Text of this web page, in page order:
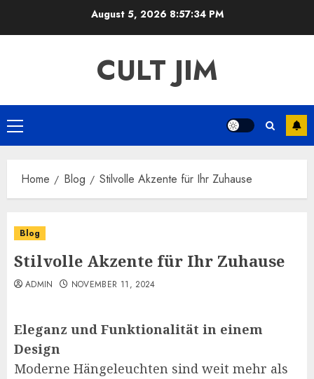
August 5, 2026 8:57:34 PM
CULT JIM
Primary
Menu
Home Blog Stilvolle Akzente für Ihr Zuhause
Blog
Stilvolle Akzente für Ihr Zuhause
ADMIN NOVEMBER 11, 2024
Eleganz und Funktionalität in einem
Design
Moderne Hängeleuchten sind weit mehr als